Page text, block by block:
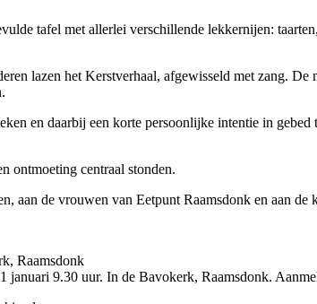
tafel met allerlei verschillende lekkernijen:
lazen het Kerstverhaal, afgewisseld met zang.
en daarbij een korte persoonlijke intentie in
ontmoeting centraal stonden.
aan de vrouwen van Eetpunt Raamsdonk en aan
Raamsdonk
9.30 uur. In de Bavokerk, Raamsdonk.